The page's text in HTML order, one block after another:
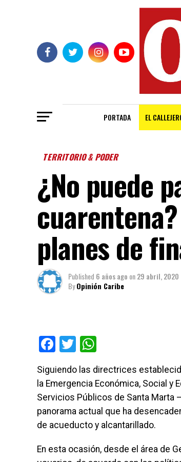
PORTADA EL
TERRITORIO & PODER
¿No puede
planes de
Published 6 años ago on29 abril, 2020
ByOpinión Caribe
Facebook
Twitter
Siguiendo las directrices
la Emergencia Económica, Social y
Servicios Públicos de Santa Marta
panorama actual que ha
de acueducto y alcantarillado.
En esta ocasión, desde el área de